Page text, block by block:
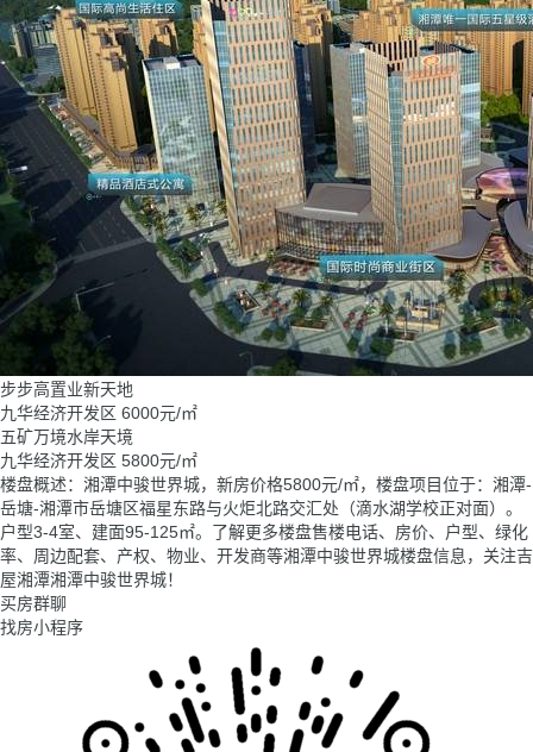
步步高置业新天地
九华经济开发区 6000元/㎡
五矿万境水岸天境
九华经济开发区 5800元/㎡
楼盘概述：湘潭中骏世界城，新房价格5800元/㎡，楼盘项目位于：湘潭-
岳塘-湘潭市岳塘区福星东路与火炬北路交汇处（滴水湖学校正对面）。
户型3-4室、建面95-125㎡。了解更多楼盘售楼电话、房价、户型、绿化
率、周边配套、产权、物业、开发商等湘潭中骏世界城楼盘信息，关注吉
屋湘潭湘潭中骏世界城！
买房群聊
找房小程序